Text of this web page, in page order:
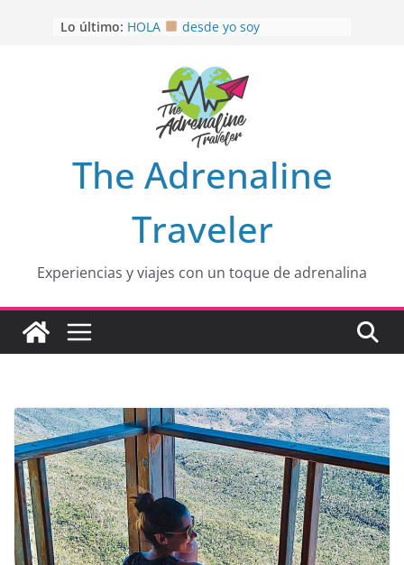
Lo último: MULITO!
Aprovechando que Wen tenía que
EL SENDERO DEL CACAO: Excelente
opción
HOSPEDAJE AL NATURALSHH !!
The Adrenaline
Traveler
Experiencias y viajes con un toque de adrenalina